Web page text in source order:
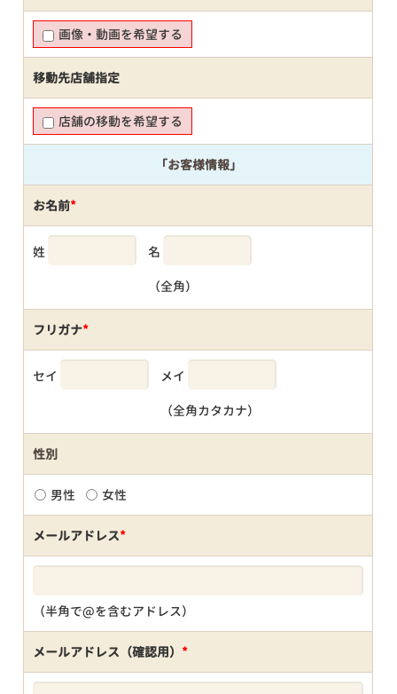
画像・動画を希望する
移動先店舗指定
店舗の移動を希望する
「お客様情報」
お名前*
姓 名
（全角）
フリガナ*
セイ メイ
（全角カタカナ）
性別
男性 女性
メールアドレス*
（半角で@を含むアドレス）
メールアドレス（確認用） *